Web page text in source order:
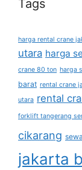
Tags
harga rental crane
utara harga
crane 80 ton harga
barat rental crane
utara rental
forklift tangerang
cikarang
jakarta